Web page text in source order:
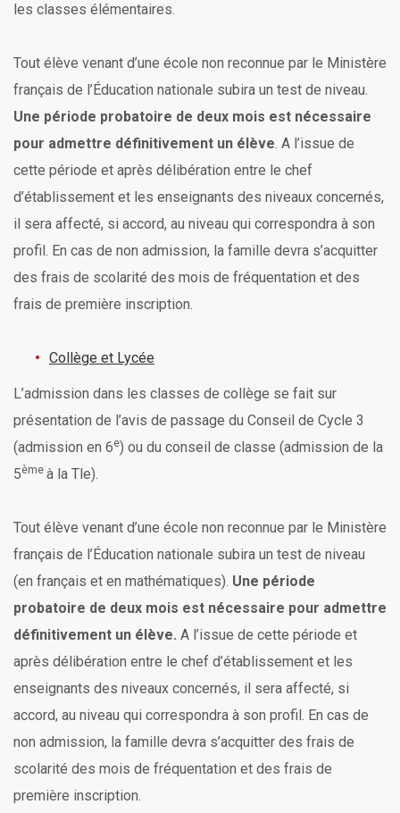
les classes élémentaires.
Tout élève venant d’une école non reconnue par le Ministère
français de l’Éducation nationale subira un test de niveau.
Une période probatoire de deux mois est nécessaire
pour admettre définitivement un élève. A l’issue de
cette période et après délibération entre le chef
d’établissement et les enseignants des niveaux concernés,
il sera affecté, si accord, au niveau qui correspondra à son
profil. En cas de non admission, la famille devra s’acquitter
des frais de scolarité des mois de fréquentation et des
frais de première inscription.
Collège et Lycée
L’admission dans les classes de collège se fait sur
présentation de l’avis de passage du Conseil de Cycle 3
(admission en 6e) ou du conseil de classe (admission de la
5ème à la Tle).
Tout élève venant d’une école non reconnue par le Ministère
français de l’Éducation nationale subira un test de niveau
(en français et en mathématiques). Une période
probatoire de deux mois est nécessaire pour admettre
définitivement un élève. A l’issue de cette période et
après délibération entre le chef d’établissement et les
enseignants des niveaux concernés, il sera affecté, si
accord, au niveau qui correspondra à son profil. En cas de
non admission, la famille devra s’acquitter des frais de
scolarité des mois de fréquentation et des frais de
première inscription.